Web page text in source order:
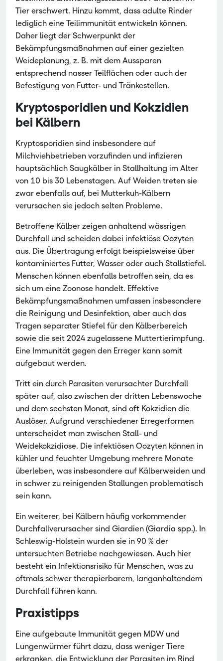
Tier erschwert. Hinzu kommt, dass adulte Rinder
lediglich eine Teilimmunität entwickeln können.
Daher liegt der Schwerpunkt der
Bekämpfungsmaßnahmen auf einer gezielten
Weideplanung, z. B. mit dem Aussparen
entsprechend nasser Teilflächen oder auch der
Befestigung von Futter- und Tränkestellen.
Kryptosporidien und Kokzidien
bei Kälbern
Kryptosporidien sind insbesondere auf
Milchviehbetrieben vorzufinden und infizieren
hauptsächlich Saugkälber in Stallhaltung im Alter
von 10 bis 30 Lebenstagen. Auf Weiden treten sie
zwar ebenfalls auf, bei Mutterkuh-Kälbern
verursachen sie jedoch selten Probleme.
Betroffene Kälber zeigen anhaltend wässrigen
Durchfall und scheiden dabei infektiöse Oozyten
aus. Die Übertragung erfolgt beispielsweise über
kontaminiertes Futter, Wasser oder auch Stallstiefel.
Menschen können ebenfalls betroffen sein, da es
sich um eine Zoonose handelt. Effektive
Bekämpfungsmaßnahmen umfassen insbesondere
die Reinigung und Desinfektion, aber auch das
Tragen separater Stiefel für den Kälberbereich
sowie die seit 2024 zugelassene Muttertierimpfung.
Eine Immunität gegen den Erreger kann somit
aufgebaut werden.
Tritt ein durch Parasiten verursachter Durchfall
später auf, also zwischen der dritten Lebenswoche
und dem sechsten Monat, sind oft Kokzidien die
Auslöser. Aufgrund verschiedener Erregerformen
unterscheidet man zwischen Stall- und
Weidekokzidiose. Die infektiösen Oozyten können in
kühler und feuchter Umgebung mehrere Monate
überleben, was insbesondere auf Kälberweiden und
in schwer zu reinigenden Stallungen problematisch
sein kann.
Ein weiterer, bei Kälbern häufig vorkommender
Durchfallverursacher sind Giardien (Giardia spp.). In
Schleswig-Holstein wurden sie in 90 % der
untersuchten Betriebe nachgewiesen. Auch hier
besteht ein Infektionsrisiko für Menschen, was zu
oftmals schwer therapierbarem, langanhaltendem
Durchfall führen kann.
Praxistipps
Eine aufgebaute Immunität gegen MDW und
Lungenwürmer führt dazu, dass weniger Tiere
erkranken, die Entwicklung der Parasiten im Rind